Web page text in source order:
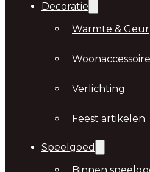
Decoratie
Warmte & Geur
Verlichting
Feest artikelen
Speelgoed